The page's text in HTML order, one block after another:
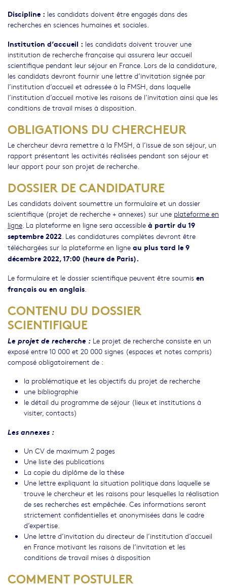
Discipline : les candidats doivent être engagés dans des
recherches en sciences humaines et sociales.
Institution d’accueil : les candidats doivent trouver une
institution de recherche française qui assurera leur accueil
scientifique pendant leur séjour en France. Lors de la candidature,
les candidats devront fournir une lettre d’invitation signée par
l’institution d’accueil et adressée à la FMSH, dans laquelle
l’institution d’accueil motive les raisons de l’invitation ainsi que les
conditions de travail mises à disposition.
OBLIGATIONS DU CHERCHEUR
Le chercheur devra remettre à la FMSH, à l’issue de son séjour, un
rapport présentant les activités réalisées pendant son séjour et
leur apport pour son projet de recherche.
DOSSIER DE CANDIDATURE
Les candidats doivent soumettre un formulaire et un dossier
scientifique (projet de recherche + annexes) sur une plateforme en
ligne . La plateforme en ligne sera accessible à partir du 19
septembre 2022 . Les candidatures complètes devront être
téléchargées sur la plateforme en ligne au plus tard le 9
décembre 2022, 17:00 (heure de Paris).
Le formulaire et le dossier scientifique peuvent être soumis en
français ou en anglais
CONTENU DU DOSSIER
SCIENTIFIQUE
Le projet de recherche : Le projet de recherche consiste en un
exposé entre 10 000 et 20 000 signes (espaces et notes compris)
composé obligatoirement de :
la problématique et les objectifs du projet de recherche
une bibliographie
le détail du programme de séjour (lieux et institutions à
visiter, contacts)
Les annexes :
Un CV de maximum 2 pages
Une liste des publications
La copie du diplôme de la thèse
Une lettre expliquant la situation politique dans laquelle se
trouve le chercheur et les raisons pour lesquelles la réalisation
de ses recherches est empêchée. Ces informations seront
strictement confidentielles et anonymisées dans le cadre
d’expertise.
Une lettre d’invitation du directeur de l’institution d’accueil
en France motivant les raisons de l’invitation et les
conditions de travail mises à disposition
COMMENT POSTULER